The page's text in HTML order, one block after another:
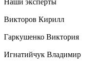
Наши эксперты
Викторов Кирилл
Гаркушенко Виктория
Игнатийчук Владимир